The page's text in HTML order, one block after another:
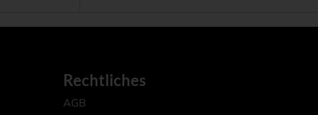
Rechtliches
AGB